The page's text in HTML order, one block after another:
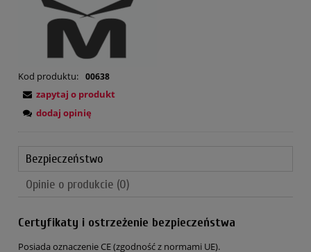
Kod produktu: 00638
zapytaj o produkt
dodaj opinię
Bezpieczeństwo
Opinie o produkcie (0)
Certyfikaty i ostrzeżenie bezpieczeństwa
Posiada oznaczenie CE (zgodność z normami UE).